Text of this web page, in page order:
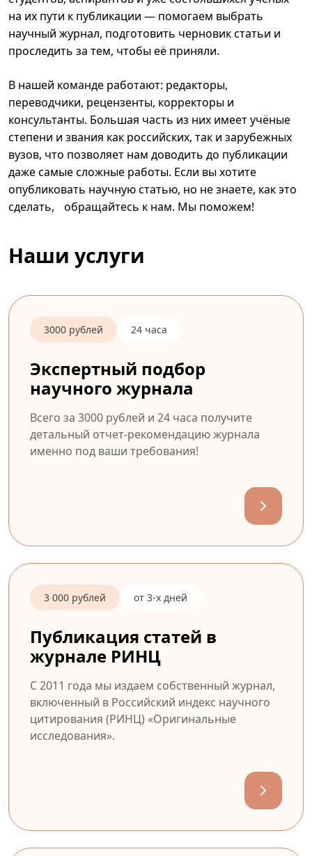
на их пути к публикации — помогаем выбрать
научный журнал, подготовить черновик статьи и
проследить за тем, чтобы её приняли.
В нашей команде работают: редакторы,
переводчики, рецензенты, корректоры и
консультанты. Большая часть из них имеет учёные
степени и звания как российских, так и зарубежных
вузов, что позволяет нам доводить до публикации
даже самые сложные работы. Если вы хотите
опубликовать научную статью, но не знаете, как это
сделать, обращайтесь к нам. Мы поможем!
Наши услуги
3000 рублей 24 часа
Экспертный подбор
научного журнала
Всего за 3000 рублей и 24 часа получите
детальный отчет-рекомендацию журнала
именно под ваши требования!
3 000 рублей от 3-х дней
Публикация статей в
журнале РИНЦ
С 2011 года мы издаем собственный журнал,
включенный в Российский индекс научного
цитирования (РИНЦ) «Оригинальные
исследования».